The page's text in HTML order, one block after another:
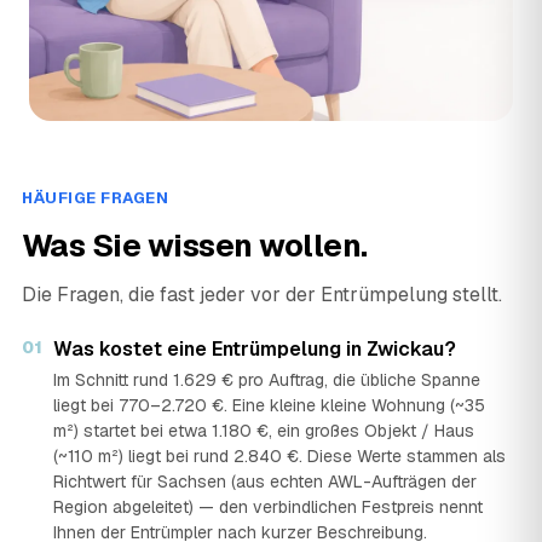
VZ
Flurstraße abs, 08056 Zwickau · ★ 3,7 (66)
HÄUFIGE FRAGEN
Was Sie wissen wollen.
Die Fragen, die fast jeder vor der Entrümpelung stellt.
01 Was kostet eine Entrümpelung in Zwickau?
Im Schnitt rund 1.629 € pro Auftrag, die übliche Spanne
liegt bei 770–2.720 €. Eine kleine kleine Wohnung (~35
m²) startet bei etwa 1.180 €, ein großes Objekt / Haus
(~110 m²) liegt bei rund 2.840 €. Diese Werte stammen als
Richtwert für Sachsen (aus echten AWL-Aufträgen der
Region abgeleitet) — den verbindlichen Festpreis nennt
Ihnen der Entrümpler nach kurzer Beschreibung.